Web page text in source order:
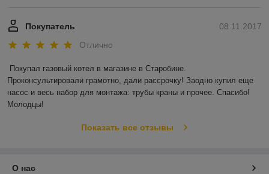
08.11.2017
Покупатель
Отлично
Покупал газовый котел в магазине в Старобине.
Проконсультировали грамотно, дали рассрочку! Заодно купил еще
насос и весь набор для монтажа: трубы краны и прочее. Спасибо!
Молодцы!
Показать все отзывы
О нас